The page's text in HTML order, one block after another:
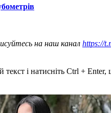
на наш канал https://
і натисніть Ctrl +